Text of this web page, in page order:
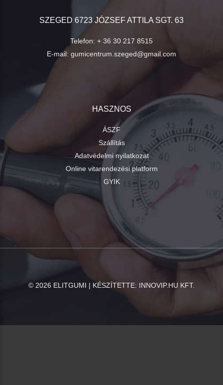
SZEGED 6723 JÓZSEF ATTILA SGT. 63
Telefon: + 36 30 217 8515
E-mail: gumicentrum.szeged@gmail.com
HASZNOS
ÁSZF
Szállítás
Adatvédelmi nyilatkozat
Online vitarendezési platform
GYIK
© 2026 ELITGUMI | KÉSZÍTETTE: INNOVIP.HU KFT.